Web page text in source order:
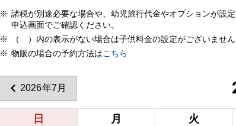
諸税が別途必要な場合や、幼児旅行代金やオプションが設
申込画面でご確認ください。
（ ）内の表示がない場合は子供料金の設定がございません
物販の場合の予約方法はこちら
2026年7月
日 月 火